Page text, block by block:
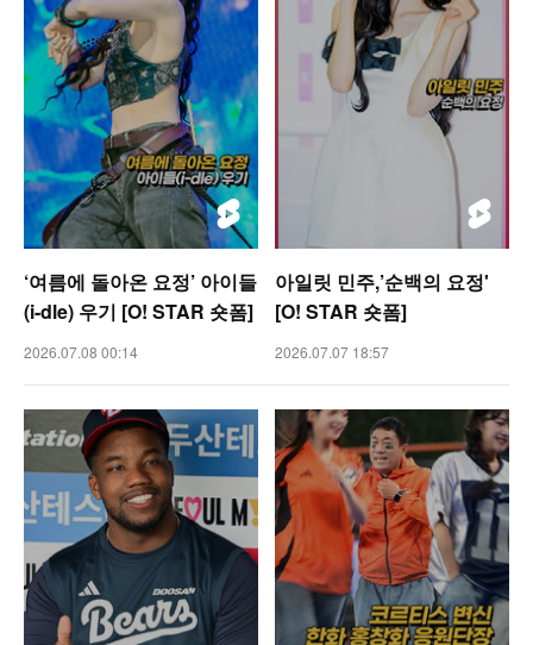
‘여름에 돌아온 요정’ 아이들
(i-dle) 우기 [O! STAR 숏폼]
2026.07.08 00:14
아일릿 민주,’순백의 요정'
[O! STAR 숏폼]
2026.07.07 18:57